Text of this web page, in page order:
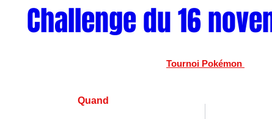
Challenge du 16
Tournoi Pokémon
Quand